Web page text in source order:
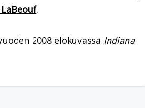
LaBeouf.
2008 elokuvassa Indiana